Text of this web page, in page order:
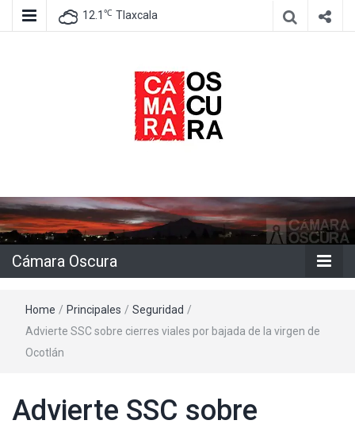
12.1 ℃ Tlaxcala
Cámara
Oscura
Cámara Oscura
Home / Principales / Seguridad /
Advierte SSC sobre cierres viales por bajada de la virgen de
Ocotlán
Advierte SSC sobre